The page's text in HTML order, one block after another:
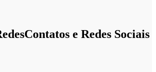
Contatos e Redes Sociais